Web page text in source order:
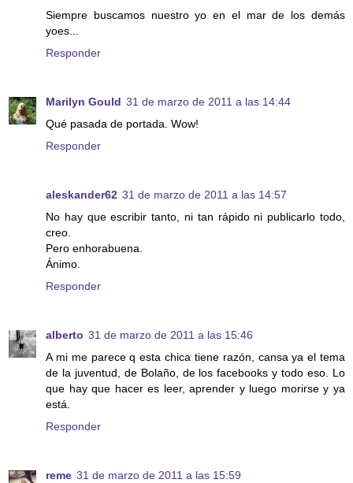
Siempre buscamos nuestro yo en el mar de los demás
yoes...
Responder
Marilyn Gould 31 de marzo de 2011 a las 14:44
Qué pasada de portada. Wow!
Responder
aleskander62 31 de marzo de 2011 a las 14:57
No hay que escribir tanto, ni tan rápido ni publicarlo todo,
creo.
Pero enhorabuena.
Ánimo.
Responder
alberto 31 de marzo de 2011 a las 15:46
A mi me parece q esta chica tiene razón, cansa ya el tema
de la juventud, de Bolaño, de los facebooks y todo eso. Lo
que hay que hacer es leer, aprender y luego morirse y ya
está.
Responder
reme 31 de marzo de 2011 a las 15:59